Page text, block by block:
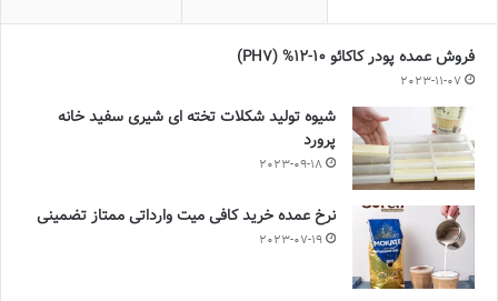
فروش عمده پودر کاکائو 10-12% (PH7)
2023-11-07
شیوه تولید شکلات تخته ای شیری سفید خانه
پرورد
2023-09-18
نرخ عمده خرید کافی میت وارداتی ممتاز تضمینی
2023-07-19